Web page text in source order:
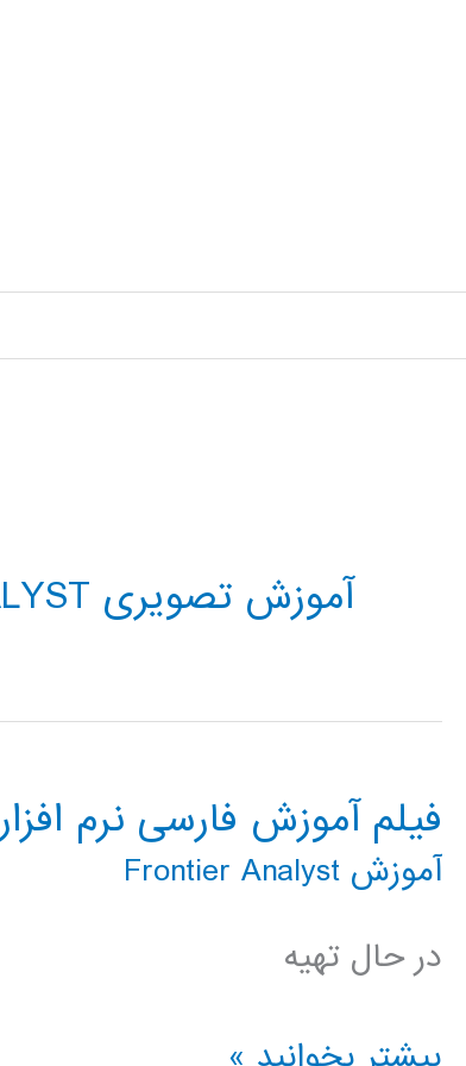
آموزش تصویری FRONTIER ANALYST
فیلم آموزش فارسی نرم افزار Frontier Analyst
آموزش Frontier Analyst
در حال تهیه
فیلم